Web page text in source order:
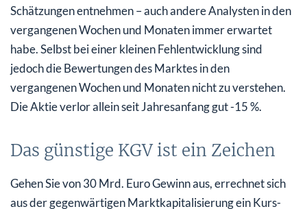
Schätzungen entnehmen – auch andere Analysten in den
vergangenen Wochen und Monaten immer erwartet
habe. Selbst bei einer kleinen Fehlentwicklung sind
jedoch die Bewertungen des Marktes in den
vergangenen Wochen und Monaten nicht zu verstehen.
Die Aktie verlor allein seit Jahresanfang gut -15 %.
Das günstige KGV ist ein Zeichen
Gehen Sie von 30 Mrd. Euro Gewinn aus, errechnet sich
aus der gegenwärtigen Marktkapitalisierung ein Kurs-